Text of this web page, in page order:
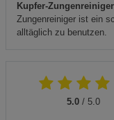
Kupfer-Zungenreiniger
Zungenreiniger ist ein
alltäglich zu benutzen.
5.0 / 5.0